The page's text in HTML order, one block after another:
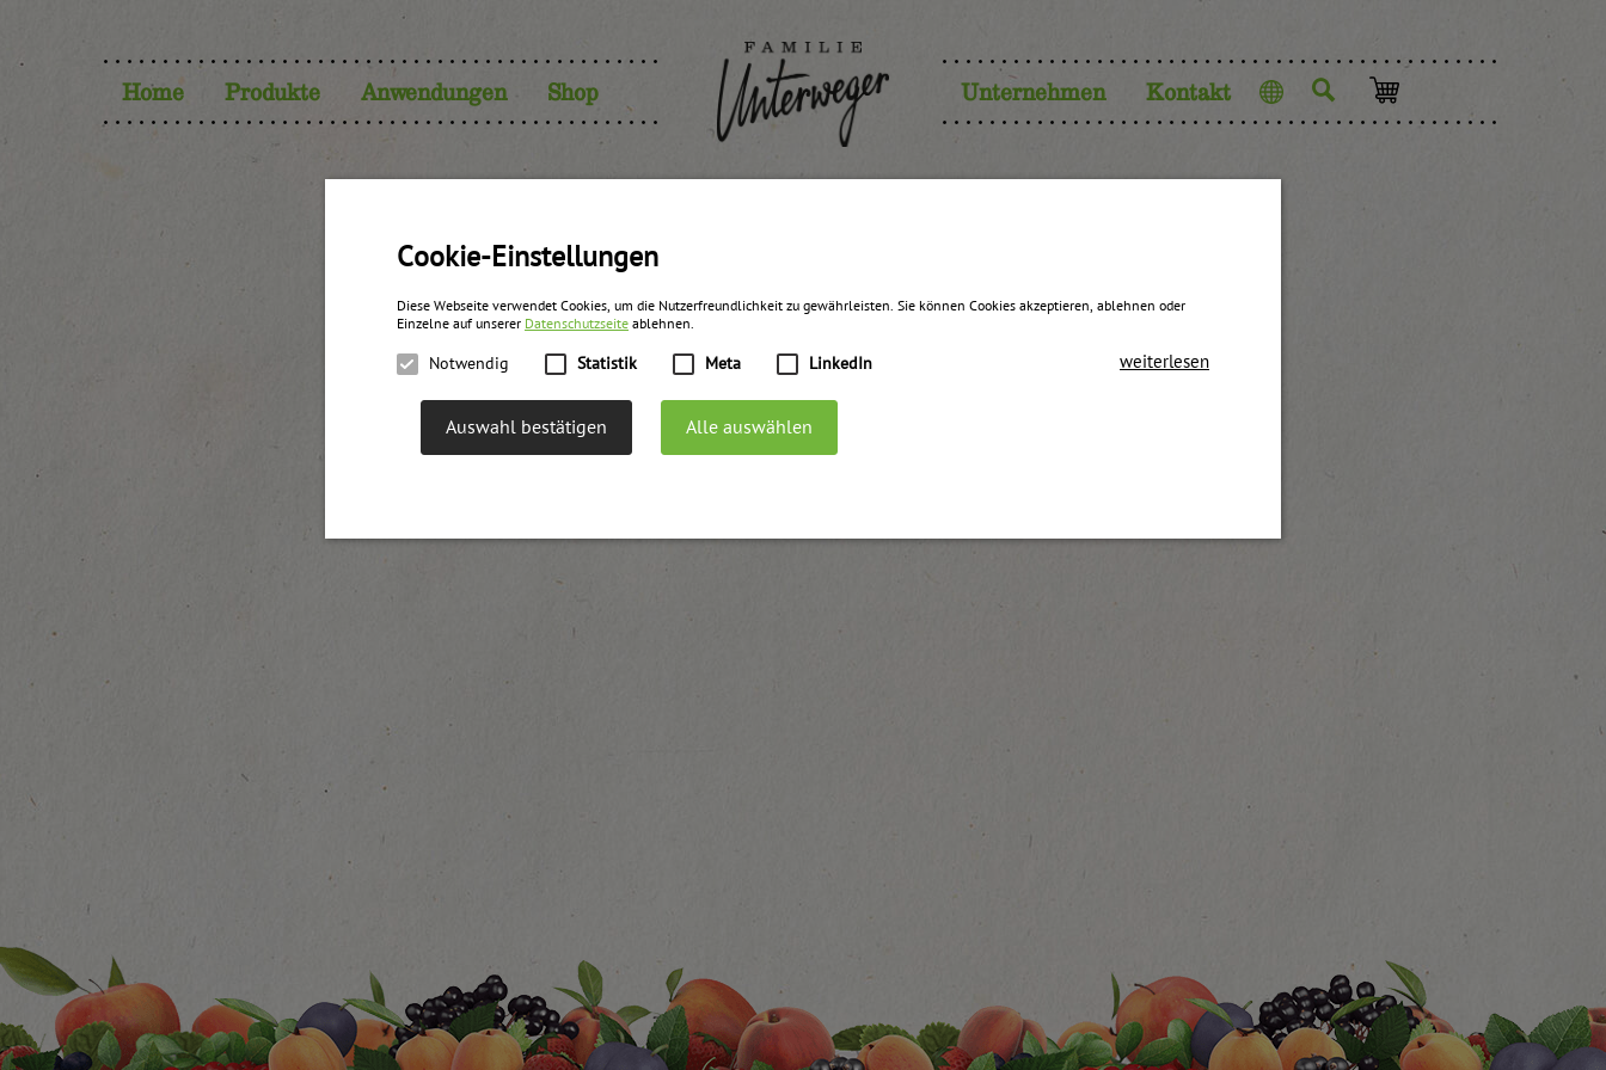
Cookie-Einstellungen
Diese Webseite verwendet Cookies, um die Nutzerfreundlichkeit zu gewährleisten. Sie können Cookies akzeptieren, ablehnen oder
Einzelne auf unserer Datenschutzseite ablehnen.
Notwendig Statistik Meta LinkedIn weiterlesen
Auswahl bestätigen Alle auswählen
Home Produkte Anwendungen Shop Unternehmen Kontakt Sprache